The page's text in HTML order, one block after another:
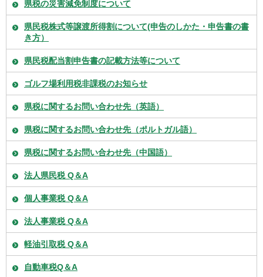
県税の災害減免制度について
県民税株式等譲渡所得割について(申告のしかた・申告書の書
き方）
県民税配当割申告書の記載方法等について
ゴルフ場利用税非課税のお知らせ
県税に関するお問い合わせ先（英語）
県税に関するお問い合わせ先（ポルトガル語）
県税に関するお問い合わせ先（中国語）
法人県民税 Q＆A
個人事業税 Q＆A
法人事業税 Q＆A
軽油引取税 Q＆A
自動車税Q＆A